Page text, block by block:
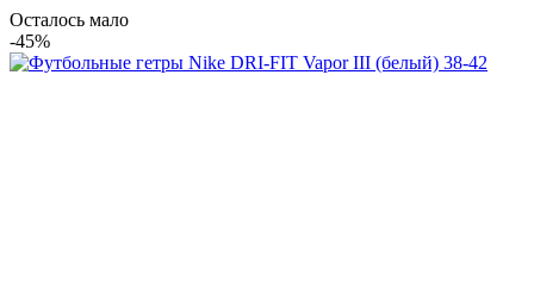
Осталось мало
-45%